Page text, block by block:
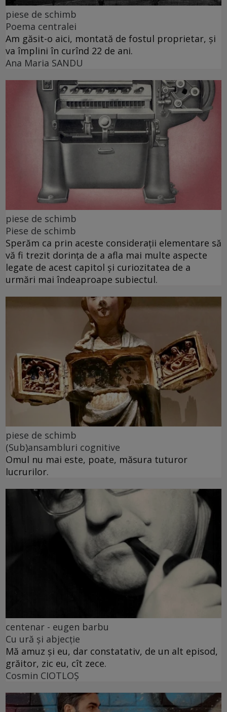
piese de schimb
Poema centralei
Am găsit-o aici, montată de fostul proprietar, și
va împlini în curînd 22 de ani.
Ana Maria SANDU
piese de schimb
Piese de schimb
Sperăm ca prin aceste considerații elementare să
vă fi trezit dorința de a afla mai multe aspecte
legate de acest capitol și curiozitatea de a
urmări mai îndeaproape subiectul.
piese de schimb
(Sub)ansambluri cognitive
Omul nu mai este, poate, măsura tuturor
lucrurilor.
centenar - eugen barbu
Cu ură și abjecție
Mă amuz și eu, dar constatativ, de un alt episod,
grăitor, zic eu, cît zece.
Cosmin CIOTLOŞ